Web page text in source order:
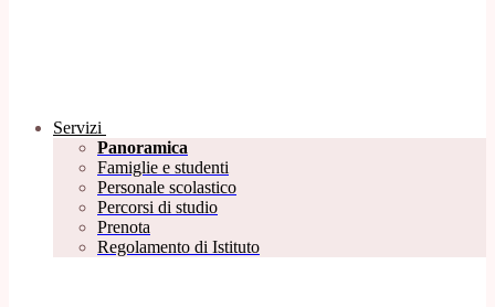
Servizi
Panoramica
Famiglie e studenti
Personale scolastico
Percorsi di studio
Prenota
Regolamento di Istituto